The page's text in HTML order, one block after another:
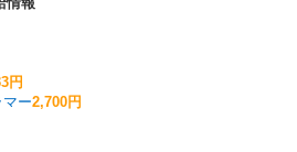
円
ー2,700円